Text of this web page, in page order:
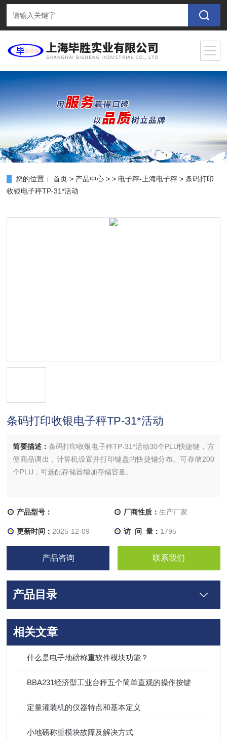
您的位置： 首页 > 产品中心 > > 电子秤-上海电子秤 > 条码打印
收银电子秤TP-31*活动
条码打印收银电子秤TP-31*活动
简要描述： 条码打印收银电子秤TP-31*活动30个PLU快捷键，方
便商品调出，计算机设置并打印键盘的快捷键分布。可存储200
个PLU，可选配存储器增加存储容量。
产品型号： 厂商性质： 生产厂家
更新时间： 2025-12-09 访 问 量： 1795
产品咨询 联系我们
产品目录
相关文章
什么是电子地磅称重软件模块功能？
BBA231经济型工业台秤五个简单直观的操作按键
定量灌装机的仪器特点和基本定义
小地磅称重模块故障及解决方式